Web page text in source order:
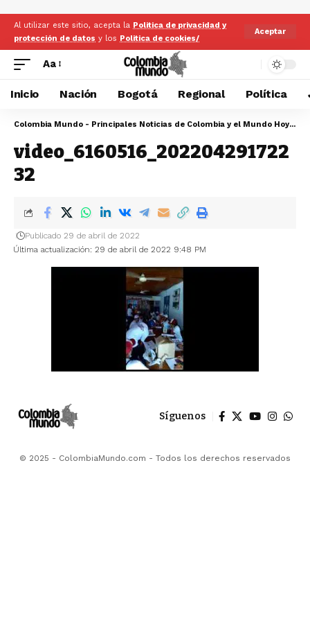
Al utilizar este sitio, acepta la Politica de privacidad y
protección de datos y los Politica de cookies/
Aceptar
Aa
Inicio Nación Bogotá Regional Política
Colombia Mundo - Principales Noticias de Colombia y el Mundo Hoy
>
video_6160516_202204291722
32
Última actualización: 29 de abril de 2022 9:48 PM
Publicado 29 de abril de 2022
Síguenos
© 2025 - ColombiaMundo.com - Todos los derechos reservados